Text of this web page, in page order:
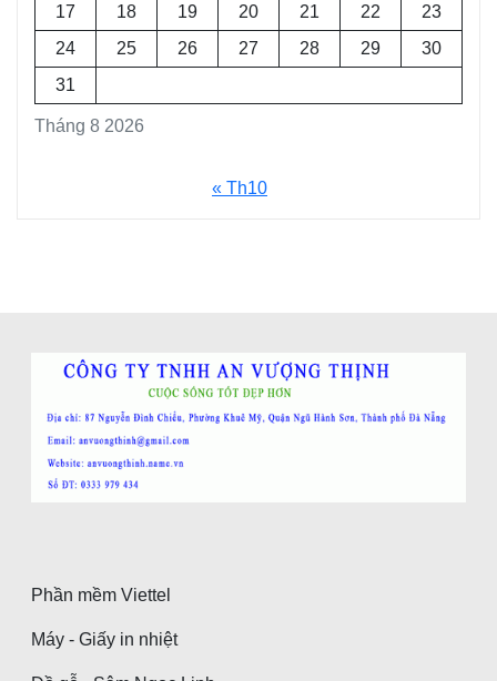
Tháng 8 2026
17
18 19 20 21 22
23
24
25 26 27 28 29
30
31
« Th10
Phần mềm Viettel
Máy - Giấy in nhiệt